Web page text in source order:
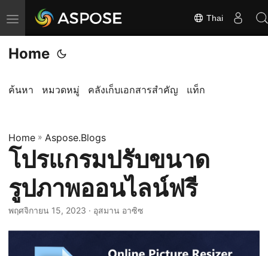
ส
ลั
บ
า
ท
า
ง
Thai
Home
ค้นหา หมวดหมู่ คลังเก็บเอกสารสำคัญ แท็ก
Home » Aspose.Blogs
โปรแกรมปรับขนาด
รูปภาพออนไลน์ฟรี
พฤศจิกายน 15, 2023 · อุสมาน อาซิซ